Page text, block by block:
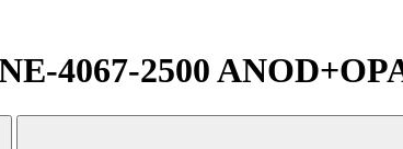
4067-2500